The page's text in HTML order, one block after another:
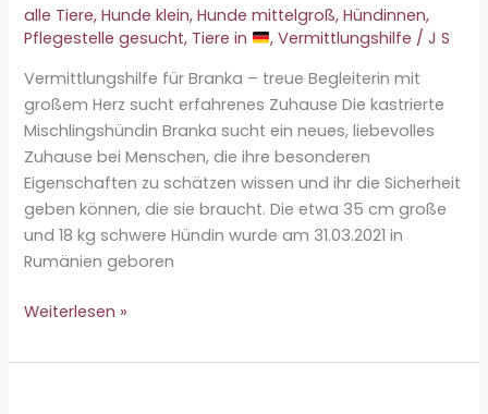
alle Tiere,Hunde klein,Hunde mittelgroß,Hündinnen,
Pflegestelle gesucht, Tiere in ,Vermittlungshilfe /J S
Vermittlungshilfe für Branka – treue Begleiterin mit
großem Herz sucht erfahrenes Zuhause Die kastrierte
Mischlingshündin Branka sucht ein neues, liebevolles
Zuhause bei Menschen, die ihre besonderen
Eigenschaften zu schätzen wissen und ihr die Sicherheit
geben können, die sie braucht. Die etwa 35 cm große
und 18 kg schwere Hündin wurde am 31.03.2021 in
Rumänien geboren
Vermittlungshilfe
Branka
Weiterlesen »